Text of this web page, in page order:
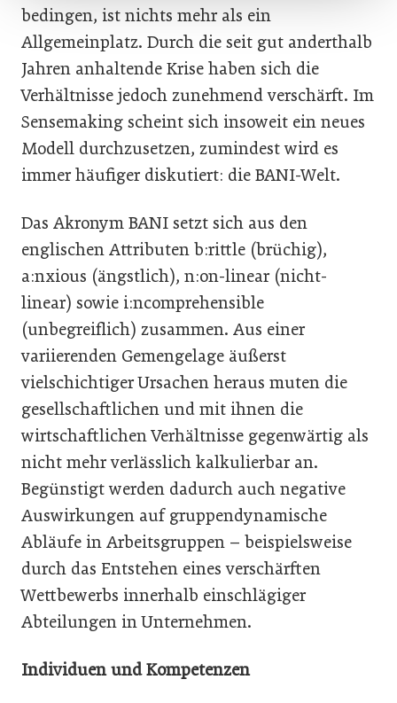
bedingen, ist nichts mehr als ein
Allgemeinplatz. Durch die seit gut anderthalb
Jahren anhaltende Krise haben sich die
Verhältnisse jedoch zunehmend verschärft. Im
Sensemaking scheint sich insoweit ein neues
Modell durchzusetzen, zumindest wird es
immer häufiger diskutiert: die BANI-Welt.
Das Akronym BANI setzt sich aus den
englischen Attributen b:rittle (brüchig),
a:nxious (ängstlich), n:on-linear (nicht-
linear) sowie i:ncomprehensible
(unbegreiflich) zusammen. Aus einer
variierenden Gemengelage äußerst
vielschichtiger Ursachen heraus muten die
gesellschaftlichen und mit ihnen die
wirtschaftlichen Verhältnisse gegenwärtig als
nicht mehr verlässlich kalkulierbar an.
Begünstigt werden dadurch auch negative
Auswirkungen auf gruppendynamische
Abläufe in Arbeitsgruppen – beispielsweise
durch das Entstehen eines verschärften
Wettbewerbs innerhalb einschlägiger
Abteilungen in Unternehmen.
Individuen und Kompetenzen